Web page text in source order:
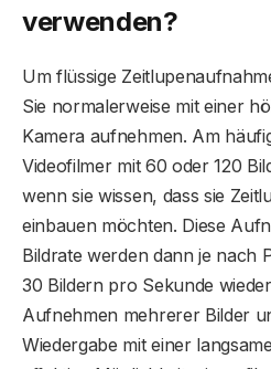
verwenden?
Um flüssige
Sie normalerweise mit einer
Kamera aufnehmen. Am
Videofilmer mit 60 oder 120
wenn sie wissen, dass sie
einbauen möchten. Diese
Bildrate werden dann je nach
30 Bildern pro Sekunde
Aufnehmen mehrerer Bilder
Wiedergabe mit einer